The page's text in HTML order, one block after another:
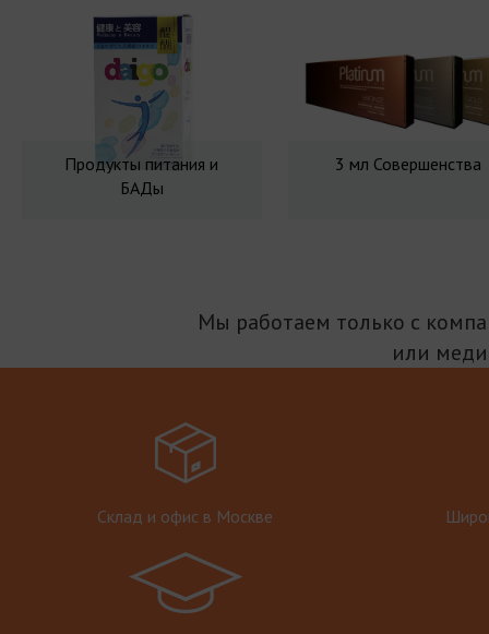
Продукты питания и
БАДы
3 мл Совершенства
Мы работаем только с
или
Склад и офис в Москве